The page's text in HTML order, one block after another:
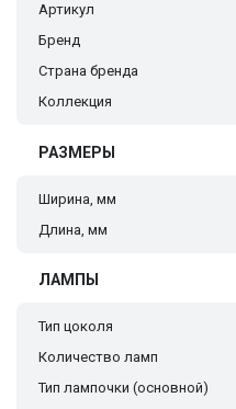
Артикул
Бренд
Страна бренда
Коллекция
РАЗМЕРЫ
Ширина, мм
Длина, мм
ЛАМПЫ
Тип цоколя
Количество ламп
Тип лампочки (основной)